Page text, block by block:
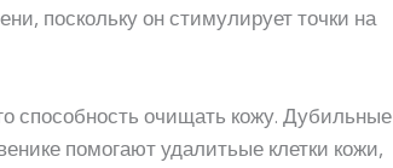
поскольку он стимулирует точки на
способность очищать кожу. Дубильные
помогают удалитьые клетки кожи,